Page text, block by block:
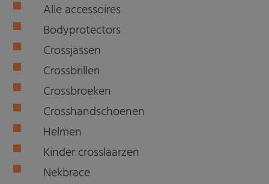
Alle accessoires
Bodyprotectors
Crossjassen
Crossbrillen
Crossbroeken
Crosshandschoenen
Helmen
Kinder crosslaarzen
Nekbrace